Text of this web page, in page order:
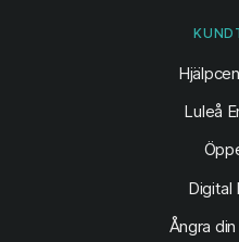
Luleå
Digital
Ångra